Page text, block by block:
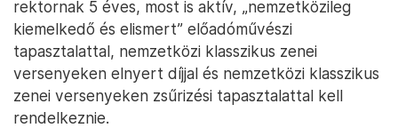
rektornak 5 éves, most is aktív, „nemzetközileg
kiemelkedő és elismert” előadóművészi
tapasztalattal, nemzetközi klasszikus zenei
versenyeken elnyert díjjal és nemzetközi klasszikus
zenei versenyeken zsűrizési tapasztalattal kell
rendelkeznie.